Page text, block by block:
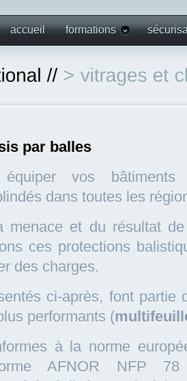
accueil formations
par balles
équiper vos
dans toutes les
menace et du résultat de
ces protections
des charges.
ci-après, font partie
performants (
à la norme
AFNOR NFP